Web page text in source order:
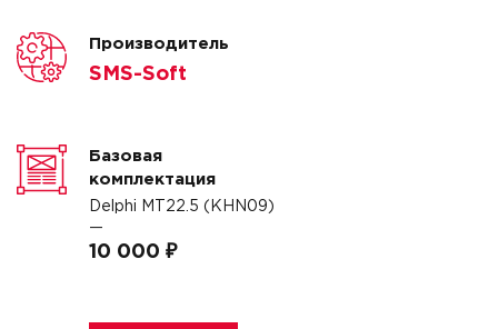
Производитель
SMS-Soft
Базовая
комплектация
Delphi MT22.5 (KHN09)
—
10 000 ₽